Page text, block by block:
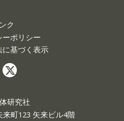
ク
ーポリシー
基づく表示
研究社
町123 矢来ビル4階